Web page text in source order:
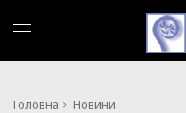
Головна
Новини